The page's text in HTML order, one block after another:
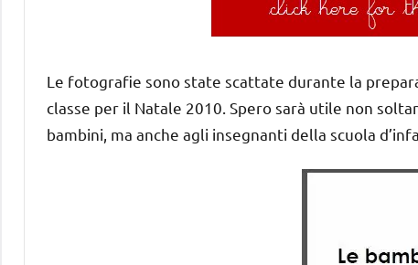
Le fotografie sono state scattate durante la
classe per il Natale 2010. Spero sarà utile non
bambini, ma anche agli insegnanti della scuola